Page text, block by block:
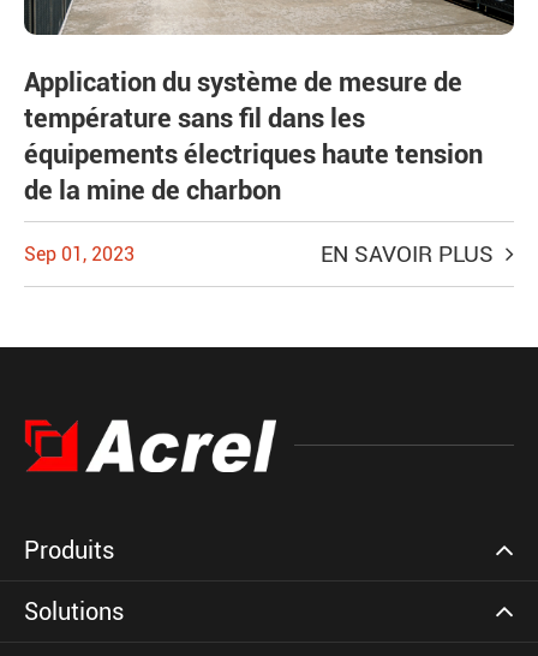
Application du système de mesure de
température sans fil dans les
équipements électriques haute tension
de la mine de charbon
Sep 01, 2023 EN SAVOIR PLUS
Produits
Solutions